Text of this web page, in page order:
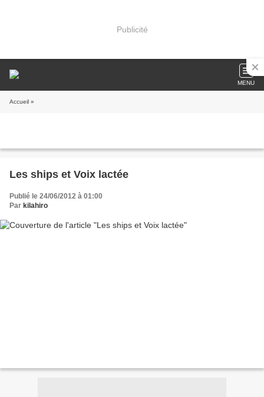
Publicité
MENU
Accueil »
Les ships et Voix lactée
Publié le 24/06/2012 à 01:00
Par kilahiro